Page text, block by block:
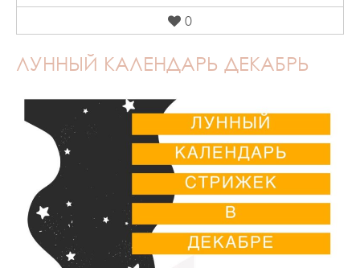
0
ЛУННЫЙ КАЛЕНДАРЬ ДЕКАБРЬ